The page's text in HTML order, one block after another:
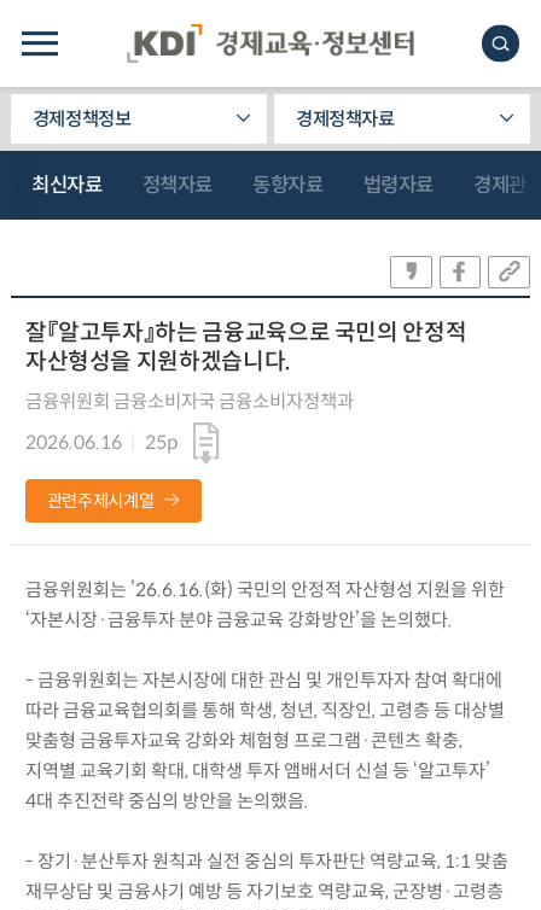
경제정책정보 경제정책자료
최신자료 정책자료 동향자료 법령자료 경제관
잘『알고투자』하는 금융교육으로 국민의 안정적
자산형성을 지원하겠습니다.
금융위원회 금융소비자국 금융소비자정책과
2026.06.16
25p
관련주제시계열
금융위원회는 ’26.6.16.(화) 국민의 안정적 자산형성 지원을 위한
‘자본시장·금융투자 분야 금융교육 강화방안’을 논의했다.
- 금융위원회는 자본시장에 대한 관심 및 개인투자자 참여 확대에
따라 금융교육협의회를 통해 학생, 청년, 직장인, 고령층 등 대상별
맞춤형 금융투자교육 강화와 체험형 프로그램·콘텐츠 확충,
지역별 교육기회 확대, 대학생 투자 앰배서더 신설 등 ‘알고투자’
4대 추진전략 중심의 방안을 논의했음.
- 장기·분산투자 원칙과 실전 중심의 투자판단 역량교육, 1:1 맞춤
재무상담 및 금융사기 예방 등 자기보호 역량교육, 군장병·고령층